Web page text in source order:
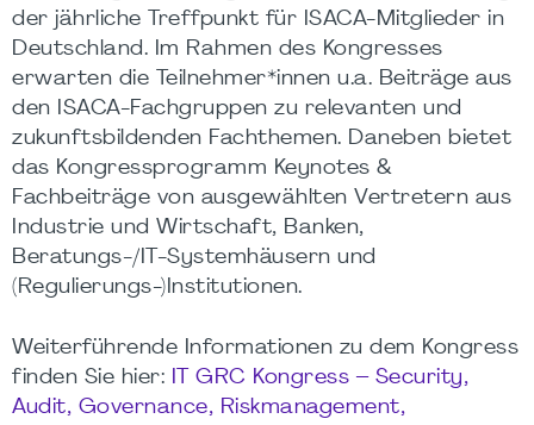
der jährliche Treffpunkt für ISACA-Mitglieder in
Deutschland. Im Rahmen des Kongresses
erwarten die Teilnehmer*innen u.a. Beiträge aus
den ISACA-Fachgruppen zu relevanten und
zukunftsbildenden Fachthemen. Daneben bietet
das Kongressprogramm Keynotes &
Fachbeiträge von ausgewählten Vertretern aus
Industrie und Wirtschaft, Banken,
Beratungs-/IT-Systemhäusern und
(Regulierungs-)Institutionen.
Weiterführende Informationen zu dem Kongress
finden Sie hier:
IT GRC Kongress – Security,
Audit, Governance, Riskmanagement,